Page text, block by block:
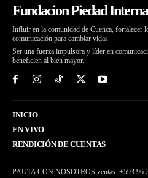
Fundacion Piedad
Influir en la comunidad de Cuenca, fortalecer
comunicación para cambiar vidas.
Ser una fuerza impulsora y líder en
beneficien al bien mayor.
INICIO
EN VIVO
RENDICIÓN DE CUENTAS
PAUTA CON NOSOTROS ventas: +593 96